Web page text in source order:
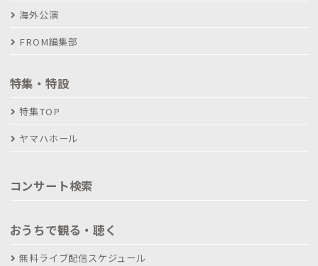
海外公演
FROM編集部
特集・特設
特集TOP
ヤマハホール
コンサート検索
おうちで観る・聴く
無料ライブ配信スケジュール